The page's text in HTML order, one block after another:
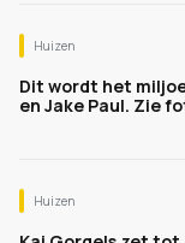
Huizen
Dit wordt het
en Jake Paul. Zie
Huizen